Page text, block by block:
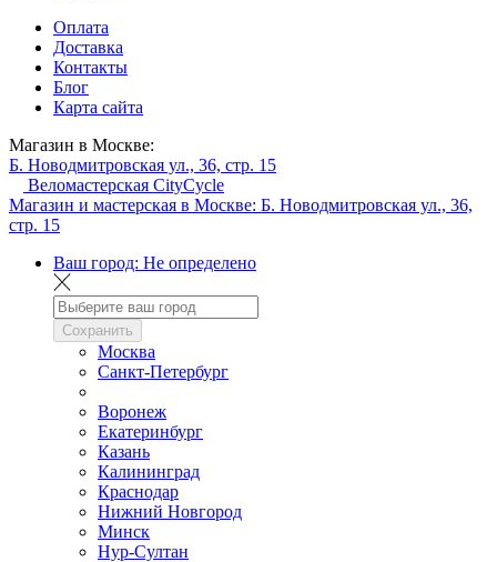
Оплата
Доставка
Контакты
Блог
Карта сайта
Магазин в Москве:
Б. Новодмитровская ул., 36, стр. 15
Веломастерская CityCycle
Магазин и мастерская в Москве: Б. Новодмитровская ул., 36,
стр. 15
Ваш город: Не определено
Сохранить
Москва
Санкт-Петербург
Воронеж
Екатеринбург
Казань
Калининград
Краснодар
Нижний Новгород
Минск
Нур-Султан